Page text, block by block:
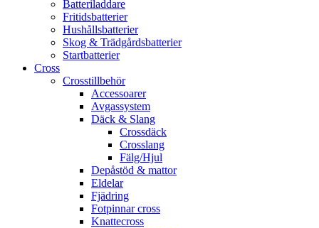
Batteriladdare
Fritidsbatterier
Hushållsbatterier
Skog & Trädgårdsbatterier
Startbatterier
Cross
Crosstillbehör
Accessoarer
Avgassystem
Däck & Slang
Crossdäck
Crosslang
Fälg/Hjul
Depåstöd & mattor
Eldelar
Fjädring
Fotpinnar cross
Knattecross